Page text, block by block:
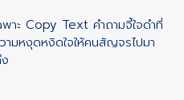
าะ Copy Text คำถามจี้ใจดำที่
มหงุดหงิดใจให้คนสัญจรไปมา